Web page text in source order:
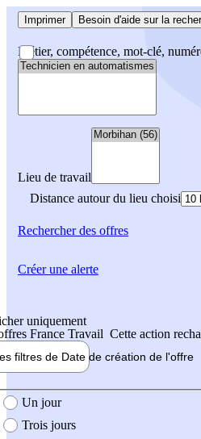
Imprimer Besoin d'aide sur la
Métier, compétence, mot-clé,
Lieu de travail
Distance autour du lieu choisi
Rechercherdes offres
uniquement
France Travail Cette action
filtres de Date de création de l'offre
création de l'offre
Un jour
Trois jours
Créer une alerte